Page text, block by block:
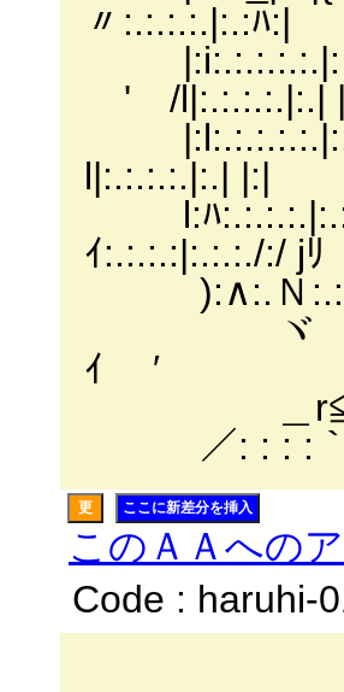
〃:.:.:.:.|:.:ﾊ:|
ゞ' /l|:.:.:.:.|:.|
l|:.:.:.:.|:.| |:|
l:ﾊ
ｲ:.:.:.:|:.:.:./:/ jﾘ
):∧:.Ｎ
ヾ ＼ﾄ :.
ｲ ′
＿r≦⌒`
／: : : :｀
更 ここに新差分を挿入
このＡＡへの
Code : haruhi-